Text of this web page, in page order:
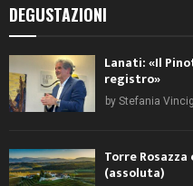
DEGUSTAZIONI
Lanati: «Il
registro»
by Stefania
Torre
(assoluta)